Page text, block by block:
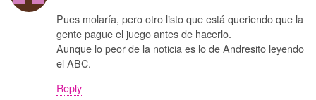
Pues molaría, pero otro listo que está queriendo que la
gente pague el juego antes de hacerlo.
Aunque lo peor de la noticia es lo de Andresito leyendo
el ABC.
Reply